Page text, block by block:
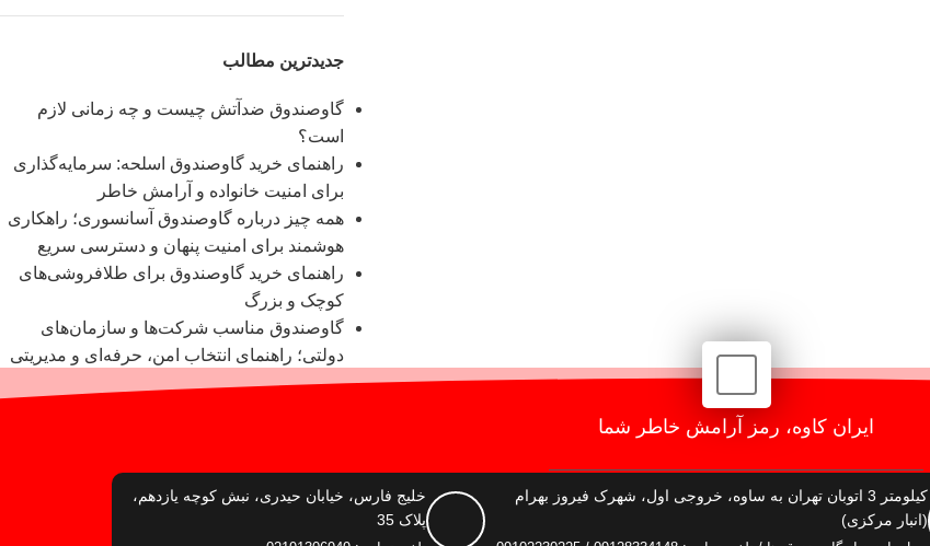
جدیدترین مطالب
گاوصندوق ضدآتش چیست و چه زمانی لازم
است؟
راهنمای خرید گاوصندوق اسلحه: سرمایه‌گذاری
برای امنیت خانواده و آرامش خاطر
همه چیز درباره گاوصندوق آسانسوری؛ راهکاری
هوشمند برای امنیت پنهان و دسترسی سریع
راهنمای خرید گاوصندوق برای طلافروشی‌های
کوچک و بزرگ
گاوصندوق مناسب شرکت‌ها و سازمان‌های
دولتی؛ راهنمای انتخاب امن، حرفه‌ای و مدیریتی
ایران کاوه، رمز آرامش خاطر شما
کیلومتر 3 اتوبان تهران به ساوه، خروجی اول، شهرک فیروز بهرام
(انبار مرکزی)
خلیج فارس، خیابان حیدری، نبش کوچه یازدهم،
پلاک 35